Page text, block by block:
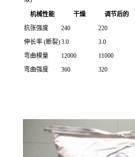
机械性能 干燥 调节后的
抗张强度
240 220
伸长率 (断裂)3.0 3.0
弯曲模量
12000 11000
弯曲强度
360 320